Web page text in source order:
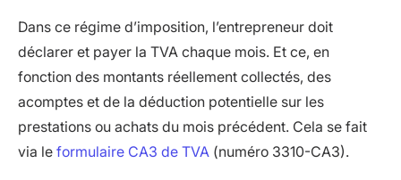
Dans ce régime d’imposition, l’entrepreneur doit
déclarer et payer la TVA chaque mois. Et ce, en
fonction des montants réellement collectés, des
acomptes et de la déduction potentielle sur les
prestations ou achats du mois précédent. Cela se fait
via le formulaire CA3 de TVA (numéro 3310-CA3).